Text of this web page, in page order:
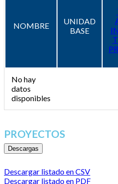
NOMBRE
UNIDAD
BASE
No hay
datos
disponibles
PROYECTOS
Descargas
Descargar listado en CSV
Descargar listado en PDF